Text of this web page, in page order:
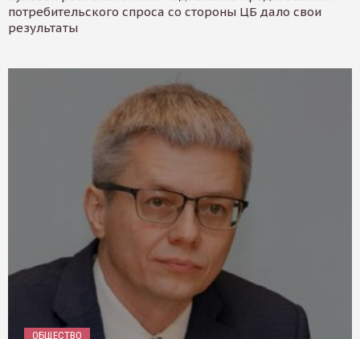
потребительского спроса со стороны ЦБ дало свои
результаты
ОБЩЕСТВО